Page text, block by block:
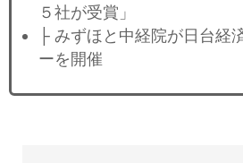
５社が受賞」
├ みずほと中経院が日台経
ーを開催